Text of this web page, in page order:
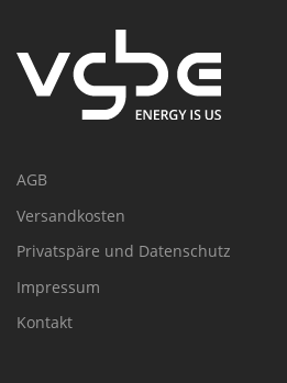
AGB
Versandkosten
Privatspäre und Datenschutz
Impressum
Kontakt